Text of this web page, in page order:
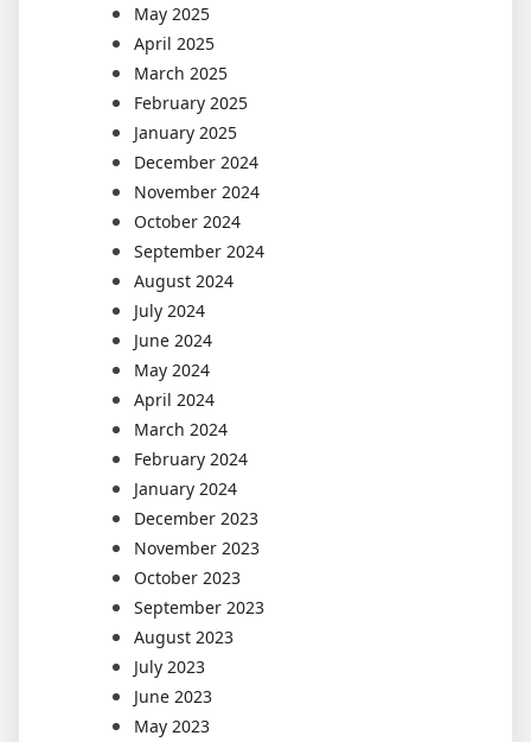
May 2025
April 2025
March 2025
February 2025
January 2025
December 2024
November 2024
October 2024
September 2024
August 2024
July 2024
June 2024
May 2024
April 2024
March 2024
February 2024
January 2024
December 2023
November 2023
October 2023
September 2023
August 2023
July 2023
June 2023
May 2023